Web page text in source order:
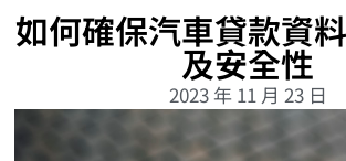
如何確保汽車貸款資
及安全性
2023 年 11 月 23 日